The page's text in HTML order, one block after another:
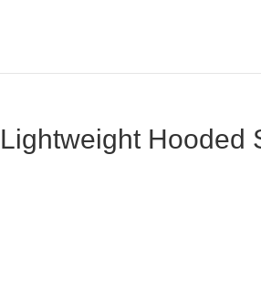
Hooded